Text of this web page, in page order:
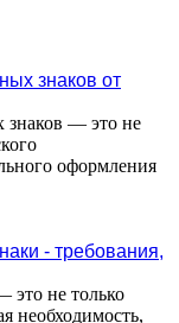
знаков от
знаков — это не
оформления
- требования,
это не только
необходимость,